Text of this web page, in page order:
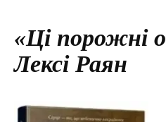
«Ці порожні
Лексі Раян